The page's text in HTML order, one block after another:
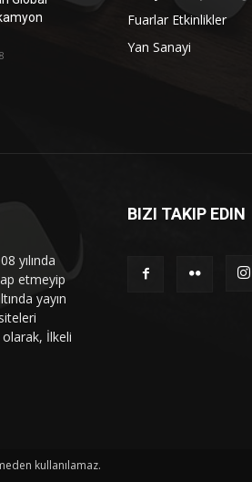
Fuarlar Etkinlikler
Yan Sanayi
yılında
etmeyip
yayın
İlkeli
BIZI TAKIP EDIN
kullanılamaz.